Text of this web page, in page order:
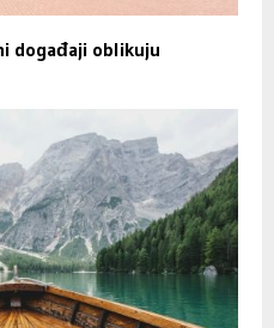
događaji oblikuju